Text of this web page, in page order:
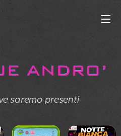
saremo presenti